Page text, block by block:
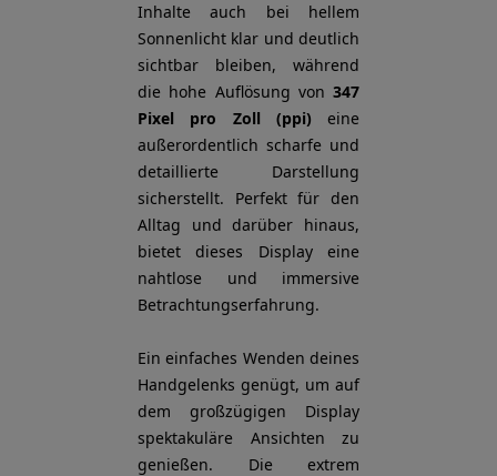
Inhalte auch bei hellem
Sonnenlicht klar und deutlich
sichtbar bleiben, während
die hohe Auflösung von 347
Pixel pro Zoll (ppi) eine
außerordentlich scharfe und
detaillierte Darstellung
sicherstellt. Perfekt für den
Alltag und darüber hinaus,
bietet dieses Display eine
nahtlose und immersive
Betrachtungserfahrung.
Ein einfaches Wenden deines
Handgelenks genügt, um auf
dem großzügigen Display
spektakuläre Ansichten zu
genießen. Die extrem